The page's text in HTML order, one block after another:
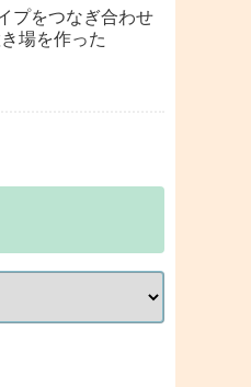
プをつなぎ合わせ
場を作った